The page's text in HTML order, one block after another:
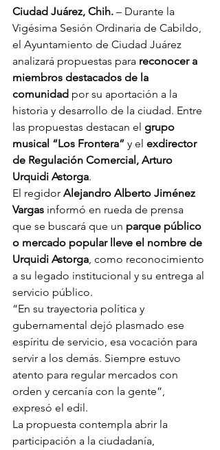
Ciudad Juárez, Chih. – Durante la
Vigésima Sesión Ordinaria de Cabildo,
el Ayuntamiento de Ciudad Juárez
analizará propuestas para reconocer a
miembros destacados de la
comunidad por su aportación a la
historia y desarrollo de la ciudad. Entre
las propuestas destacan el grupo
musical “Los Frontera” y el exdirector
de Regulación Comercial, Arturo
Urquidi Astorga.
El regidor Alejandro Alberto Jiménez
Vargas informó en rueda de prensa
que se buscará que un parque público
o mercado popular lleve el nombre de
Urquidi Astorga, como reconocimiento
a su legado institucional y su entrega al
servicio público.
“En su trayectoria política y
gubernamental dejó plasmado ese
espíritu de servicio, esa vocación para
servir a los demás. Siempre estuvo
atento para regular mercados con
orden y cercanía con la gente”,
expresó el edil.
La propuesta contempla abrir la
participación a la ciudadanía,